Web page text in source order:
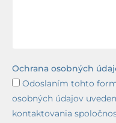
Ochrana osobných
Odoslaním tohto
osobných údajov
kontaktovania